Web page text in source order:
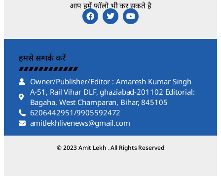
आप हमें फॉलो भी कर सकते है
हमसे सम्पर्क करें
Owner/Publisher/Editor : Amaresh Kumar Singh
A-51, Rail Vihar DLF, ghaziabad-201102 Editorial:
Bagaha, West Champaran, Bihar, 845105
6206442951/9905592472
amitlekhlivenews@gmail.com
© 2023 Amit Lekh . All Rights Reserved